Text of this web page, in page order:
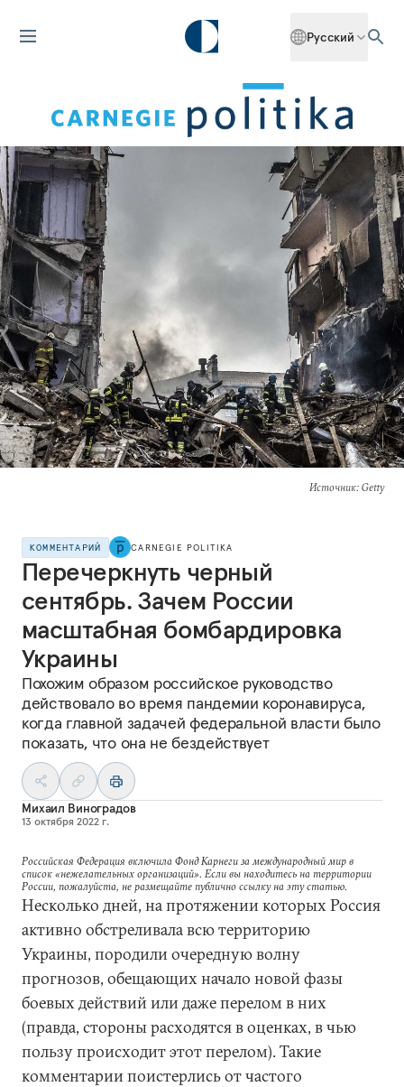
Русский
Источник: Getty
КОММЕНТАРИЙ CARNEGIE POLITIKA
Перечеркнуть черный
сентябрь. Зачем России
масштабная бомбардировка
Украины
Похожим образом российское руководство
действовало во время пандемии коронавируса,
когда главной задачей федеральной власти было
показать, что она не бездействует
Михаил Виноградов
13 октября 2022 г.
Российская Федерация включила Фонд Карнеги за международный мир в
список «нежелательных организаций». Если вы находитесь на территории
России, пожалуйста, не размещайте публично ссылку на эту статью.
Несколько дней, на протяжении которых Россия
активно обстреливала всю территорию
Украины, породили очередную волну
прогнозов, обещающих начало новой фазы
боевых действий или даже перелом в них
(правда, стороны расходятся в оценках, в чью
пользу происходит этот перелом). Такие
комментарии поистерлись от частого